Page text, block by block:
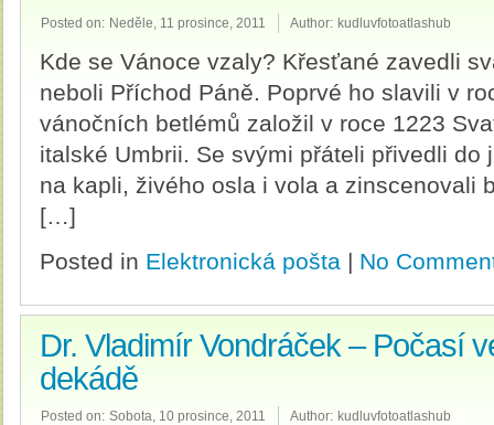
Posted on: Neděle, 11 prosince, 2011 Author: kudluvfotoatlashub
Kde se Vánoce vzaly? Křesťané zavedli
neboli Příchod Páně. Poprvé ho slavili v
vánočních betlémů založil v roce 1223
italské Umbrii. Se svými přáteli přivedli do
na kapli, živého osla i vola a zinscenovali
[…]
Posted in Elektronická pošta | No
Dr. Vladimír Vondráček – Počasí
dekádě
Posted on: Sobota, 10 prosince, 2011 Author: kudluvfotoatlashub